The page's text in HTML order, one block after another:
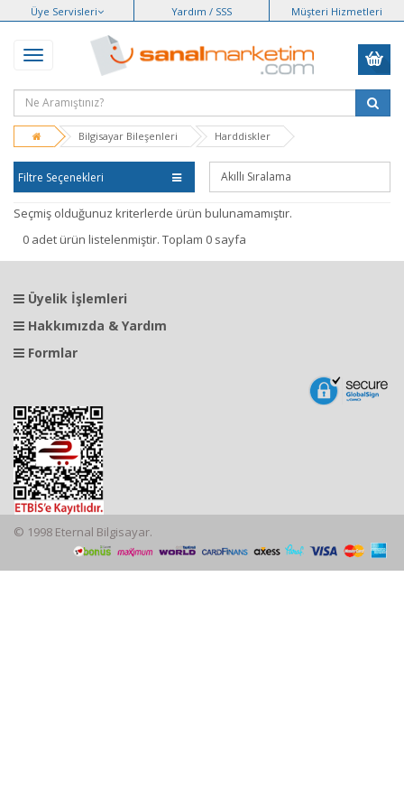
Üye Servisleri Yardım / SSS Müşteri Hizmetleri
Bilgisayar Bileşenleri Harddiskler
Filtre Seçenekleri
Seçmiş olduğunuz kriterlerde ürün bulunamamıştır.
0 adet ürün listelenmiştir. Toplam 0 sayfa
Üyelik İşlemleri
Hakkımızda & Yardım
Formlar
© 1998 Eternal Bilgisayar.